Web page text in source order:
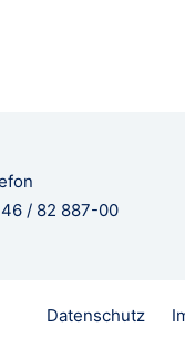
/ 82 887-00
Datenschutz